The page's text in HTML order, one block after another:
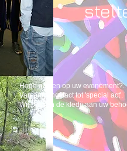
Hoge gasten op uw evenement?.
Van ontvangstact tot 'special act'.
Wij passen de kledij aan uw